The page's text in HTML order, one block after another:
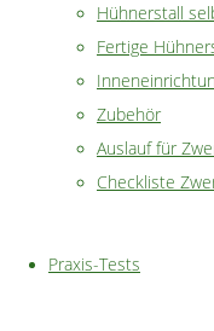
Hühnerstall
Fertige
Zubehör
Auslauf für
Checkliste
Praxis-Tests
Kropfverstopfung
Eierfressen